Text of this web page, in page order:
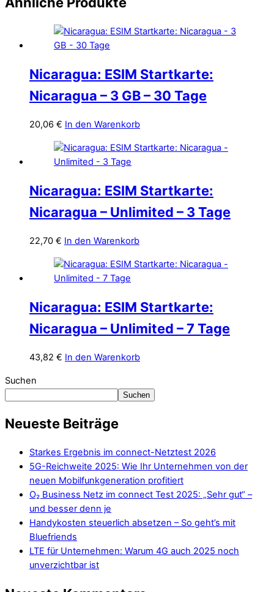
Nicaragua: ESIM Startkarte:
Nicaragua – 3 GB – 30 Tage
20,06 € In den Warenkorb
Nicaragua: ESIM Startkarte:
Nicaragua – Unlimited – 3 Tage
22,70 € In den Warenkorb
Nicaragua: ESIM Startkarte:
Nicaragua – Unlimited – 7 Tage
43,82 € In den Warenkorb
Suchen
Suchen
Neueste Beiträge
Starkes Ergebnis im connect-Netztest 2026
5G-Reichweite 2025: Wie Ihr Unternehmen von der
neuen Mobilfunkgeneration profitiert
O₂ Business Netz im connect Test 2025: „Sehr gut“ –
und besser denn je
Handykosten steuerlich absetzen – So geht’s mit
Bluefriends
LTE für Unternehmen: Warum 4G auch 2025 noch
unverzichtbar ist